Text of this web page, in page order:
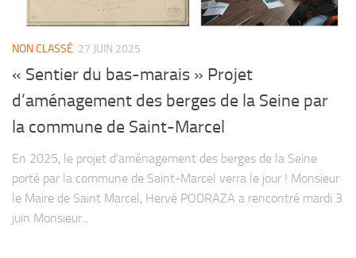
NON CLASSÉ 27 JUIN 2025
« Sentier du bas-marais » Projet
d’aménagement des berges de la Seine par
la commune de Saint-Marcel
En 2025, le projet d’aménagement des berges de la Seine
porté par la commune de Saint-Marcel verra le jour ! Monsieur
le Maire de Saint Marcel, Hervé PODRAZA a rencontré mardi 3
juin Monsieur...